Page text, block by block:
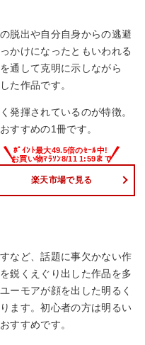
脱出や自分自身からの逃避
かけになったともいわれる
通して克明に示しながら
た作品です。
発揮されているのが特徴。
すすめの1冊です。
楽天市場で見る
など、話題に事欠かない作
鋭くえぐり出した作品を多
ーモアが顔を出した明るく
ます。初心者の方は明るい
すすめです。